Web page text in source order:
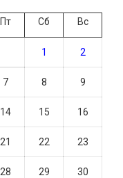
Пт Сб Вс
1 2
7 8 9
14 15 16
21 22 23
28 29 30